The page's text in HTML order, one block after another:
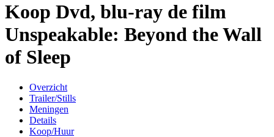
Koop Dvd, blu-ray de film
Unspeakable: Beyond the Wall
of Sleep
Overzicht
Trailer/Stills
Meningen
Details
Koop/Huur